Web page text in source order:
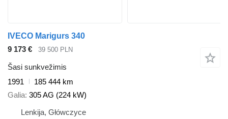
IVECO Marigurs 340
9 173 €
39 500 PLN
Šasi sunkvežimis
1991
185 444 km
Galia 305 AG (224 kW)
Lenkija, Główczyce